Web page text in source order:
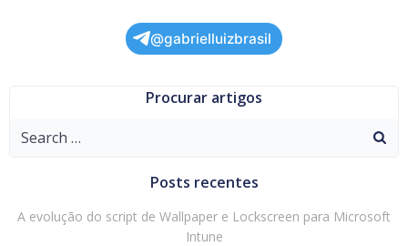
@gabrielluizbrasil
Procurar artigos
Search
Posts recentes
A evolução do script de Wallpaper e Lockscreen para Microsoft
Intune